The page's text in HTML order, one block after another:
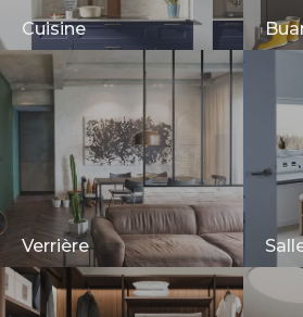
Cuisine
Verrière